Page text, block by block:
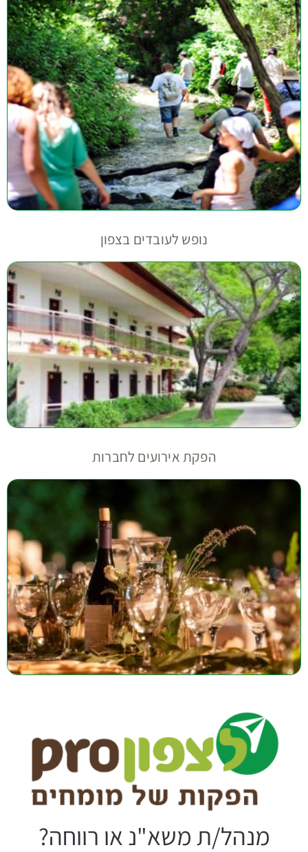
נופש לעובדים בצפון
הפקת אירועים לחברות
מנהל/ת משא"נ או רווחה?